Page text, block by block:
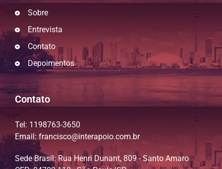
Sobre
Entrevista
Contato
Depoimentos
Contato
Tel: 1198763-3650
Email: francisco@interapoio.com.br
Sede Brasil: Rua Henri Dunant, 809 - Santo Amaro